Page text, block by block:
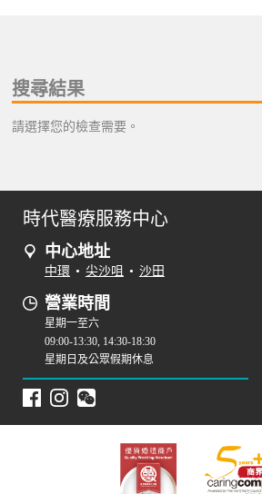
搜尋結果
請選擇您的檢查需要。
時代醫療服務中心
中心地址
中環 • 尖沙咀 • 沙田
營業時間
星期一至六
09:00-13:30, 14:30-18:30
星期日及公眾假期休息